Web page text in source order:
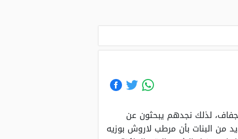
لذلك نجدهم يبحثون عن
من البنات بأن مرطب لاروش بوزيه